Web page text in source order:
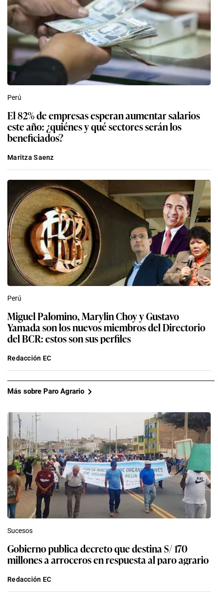
Perú
El 82% de empresas esperan aumentar salarios
este año: ¿quiénes y qué sectores serán los
beneficiados?
Maritza Saenz
Perú
Miguel Palomino, Marylin Choy y Gustavo
Yamada son los nuevos miembros del Directorio
del BCR: estos son sus perfiles
Redacción EC
Más sobre Paro Agrario
Sucesos
Gobierno publica decreto que destina S/ 170
millones a arroceros en respuesta al paro agrario
Redacción EC